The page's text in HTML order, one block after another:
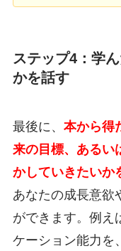
ステップ4：学
かを話す
最後に、 本から得
来の目標、あるい
かしていきたいか
あなたの成長意欲
ができます。例え
ケーション能力を